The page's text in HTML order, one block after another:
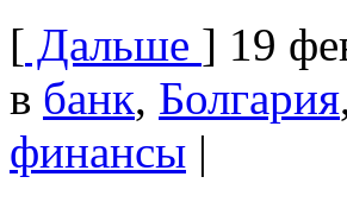
[ Дальше ] 19
в банк, Болгария
финансы |